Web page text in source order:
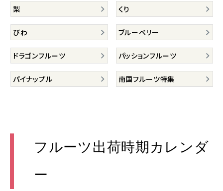
梨 くり
びわ ブルーベリー
ドラゴンフルーツ パッションフルーツ
パイナップル 南国フルーツ特集
フルーツ出荷時期カレンダ
ー